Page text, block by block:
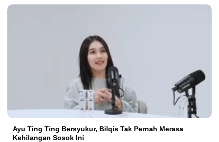
Ayu Ting Ting Bersyukur, Bilqis Tak Pernah Merasa
Kehilangan Sosok Ini